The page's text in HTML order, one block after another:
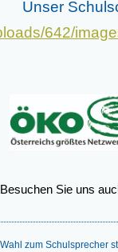
Unser
642/
uns auch
zum Schulsprecher